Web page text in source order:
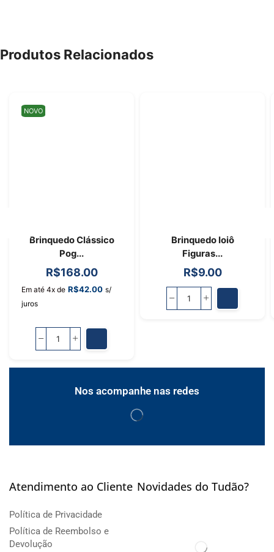
Produtos Relacionados
NOVO
Brinquedo Clássico
Pog...
R$168.00
Em até 4x de R$42.00 s/
juros
Brinquedo Ioiô
Figuras...
R$9.00
Nos acompanhe nas redes
Atendimento ao Cliente
Política de Privacidade
Política de Reembolso e
Devolução
Novidades do Tudão?